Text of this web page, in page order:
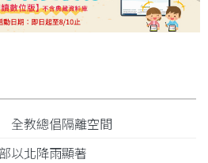
全教總倡隔離空間
以北降雨顯著